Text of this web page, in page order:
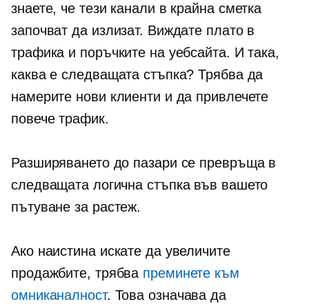
знаете, че тези канали в крайна сметка
започват да излизат. Виждате плато в
трафика и поръчките на уебсайта. И така,
каква е следващата стъпка? Трябва да
намерите нови клиенти и да привлечете
повече трафик.
Разширяването до пазари се превръща в
следващата логична стъпка във вашето
пътуване за растеж.
Ако наистина искате да увеличите
продажбите, трябва преминете към
омниканалност. Това означава да